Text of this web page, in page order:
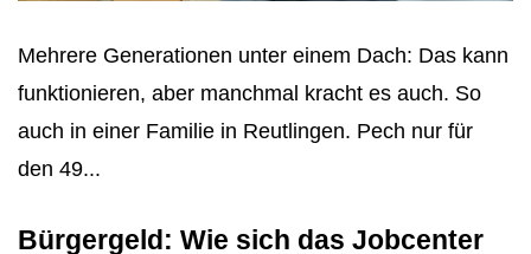
Mehrere Generationen unter einem Dach: Das kann
funktionieren, aber manchmal kracht es auch. So
auch in einer Familie in Reutlingen. Pech nur für
den 49...
Bürgergeld: Wie sich das Jobcenter